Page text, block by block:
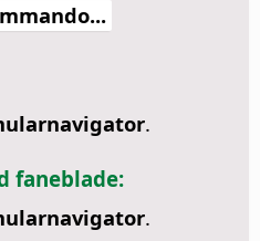
.
faneblade:
.